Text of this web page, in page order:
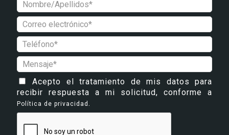
Acepto el tratamiento de mis datos para
recibir respuesta a mi solicitud, conforme a
Política de privacidad .